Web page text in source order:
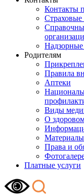
Контакты
Надзорные
Родителям
Правила
Аптеки
Виды
О
Материалы
Права и
Платные услуги